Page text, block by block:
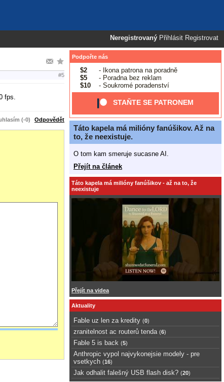
Neregistrovaný Přihlásit Registrovat
#5
fps.
(-0) Odpovědět
Podpořte nás
$2
- Ikona patrona na poradně
$5
- Poradna bez reklam
$10
- Soukromé poradenství
STAŇTE SE PATRONEM
Táto kapela má milióny fanúšikov. Až na
to, že neexistuje.
O tom kam smeruje sucasne AI.
Přejít na článek
Táto kapela má milióny fanúšikov - až na to, že
neexistuje
Přejít na videa
Aktuality
Fable uz len za kredity (0)
zranitelnost ac routerů tenda (6)
Fable 5 is back (5)
Anthropic vypol najvykonejsie modely - pre
vsetkych (16)
Jak odhalit falešný USB flash disk? (20)